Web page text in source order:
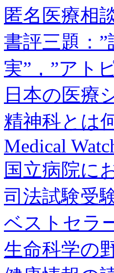
匿名医療相
書評三題：
実”，”アト
日本の医療
精神科とは
Medical
国立病院に
司法試験受
ベストセラ
生命科学の